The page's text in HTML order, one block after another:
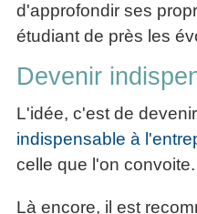
d'approfondir ses
étudiant de près les
Devenir
L'idée, c'est de
indispensable à
celle que l'on convoite.
Là encore, il est